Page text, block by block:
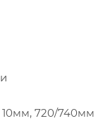
10мм, 720/740мм